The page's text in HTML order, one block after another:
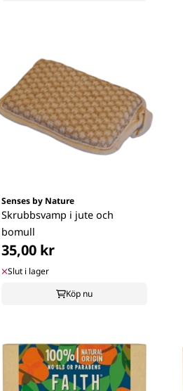
Senses by Nature
Skrubbsvamp i jute och
bomull
35,00 kr
Slut i lager
Köp nu